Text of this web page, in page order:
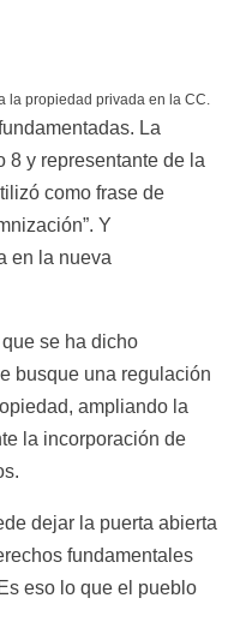
la propiedad privada en la CC.
La
8 y representante de la
como frase de
Y
en la nueva
se ha dicho
busque una regulación
ampliando la
la incorporación de
dejar la puerta abierta
fundamentales
eso lo que el pueblo